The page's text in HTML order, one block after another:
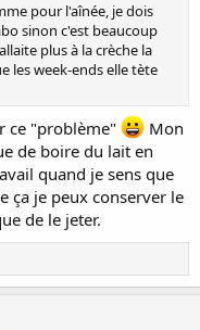
pour l'aînée, je dois
sinon c'est beaucoup
plus à la crèche la
les week-ends elle tète
ce "problème"
Mon
de boire du lait en
quand je sens que
ça je peux conserver le
de le jeter.